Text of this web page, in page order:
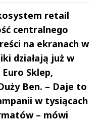
retail
centralnego
na ekranach w
działają już w
Sklep,
Ben. – Daje to
w tysiącach
– mówi